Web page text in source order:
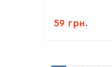
59 грн.